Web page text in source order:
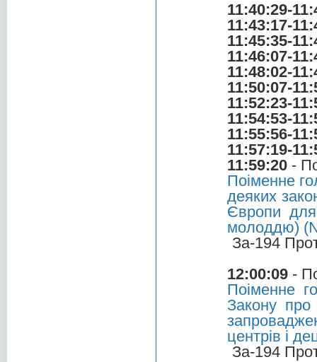
11:40:29-
11:43:17-
11:45:35-
11:46:07-
11:48:02-
11:50:07-
11:52:23-
11:54:53-
11:55:56-
11:57:19-
11:59:20 -
Поіменне
деяких
Європи для
молоддю)
За-194
12:00:09 -
Поіменне
Закону про
центрів і
За-194